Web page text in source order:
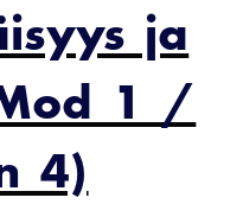
ja
1 /
4)